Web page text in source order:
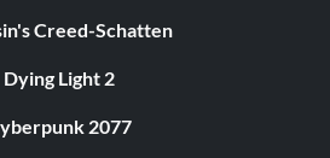
Creed-Schatten
Dying Light 2
2077